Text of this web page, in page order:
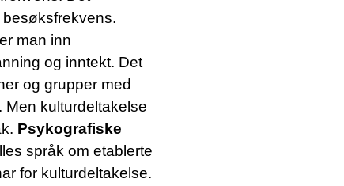
man inn
og inntekt. Det
og grupper med
Men kulturdeltakelse
Psykografiske
språk om etablerte
for kulturdeltakelse.